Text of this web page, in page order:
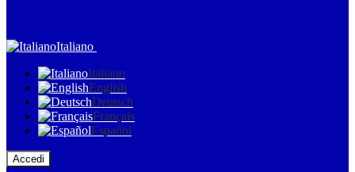
Italiano
Italiano
English
Deutsch
Français
Español
Accedi